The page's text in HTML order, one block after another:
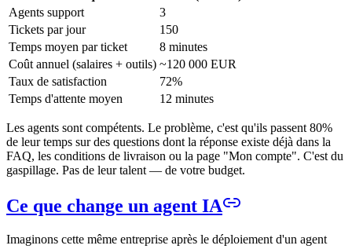
Agents support
3
Tickets par jour
150
Temps moyen par ticket
8 minutes
Coût annuel (salaires + outils) ~120 000 EUR
Taux de satisfaction
72%
Temps d'attente moyen
12 minutes
Les agents sont compétents. Le problème, c'est qu'ils passent 80%
de leur temps sur des questions dont la réponse existe déjà dans la
FAQ, les conditions de livraison ou la page "Mon compte". C'est du
gaspillage. Pas de leur talent — de votre budget.
Ce que change un agent IA
Imaginons cette même entreprise après le déploiement d'un agent